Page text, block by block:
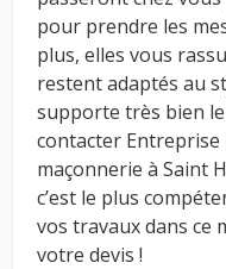
pour prendre les
plus, elles vous
restent adaptés au
supporte très bien
contacter
maçonnerie à Saint
c’est le plus
vos travaux dans ce
votre devis !